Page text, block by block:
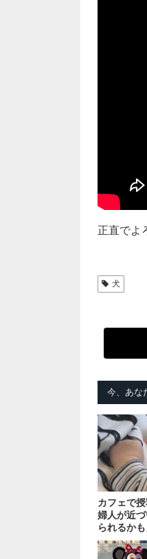
正直でよ
犬
今、あな
カフェで
婦人が近
られるか
たら…